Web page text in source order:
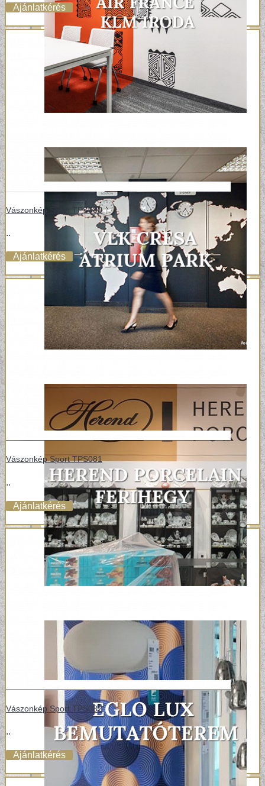
Ajánlatkérés
Vászonkép Sport TPS080
..
Ajánlatkérés
Vászonkép Sport TPS081
..
Ajánlatkérés
Vászonkép Sport TPS082
..
Ajánlatkérés